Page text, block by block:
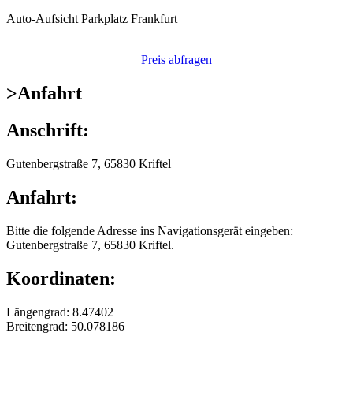
Auto-Aufsicht Parkplatz Frankfurt
Preis abfragen
>Anfahrt
Anschrift:
Gutenbergstraße 7, 65830 Kriftel
Anfahrt:
Bitte die folgende Adresse ins Navigationsgerät eingeben:
Gutenbergstraße 7, 65830 Kriftel.
Koordinaten:
Längengrad: 8.47402
Breitengrad: 50.078186